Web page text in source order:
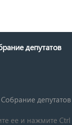
депутатов
депутатов
ее и нажмите Ctrl